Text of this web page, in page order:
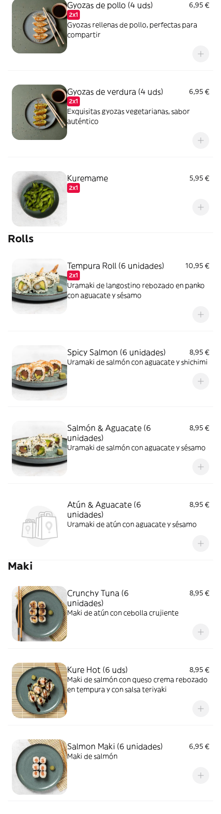
Gyozas de pollo (4 uds)
2x1
6,95 €
Gyozas rellenas de pollo, perfectas para
compartir
Gyozas de verdura (4 uds)
2x1
6,95 €
Exquisitas gyozas vegetarianas, sabor
auténtico
Kuremame
2x1
5,95 €
Rolls
Tempura Roll (6 unidades)
2x1
10,95 €
Uramaki de langostino rebozado en panko
con aguacate y sésamo
Spicy Salmon (6 unidades)
8,95 €
Uramaki de salmón con aguacate y shichimi
Salmón & Aguacate (6
unidades)
8,95 €
Uramaki de salmón con aguacate y sésamo
Atún & Aguacate (6
unidades)
8,95 €
Uramaki de atún con aguacate y sésamo
Maki
Crunchy Tuna (6
unidades)
8,95 €
Maki de atún con cebolla crujiente
Kure Hot (6 uds)
8,95 €
Maki de salmón con queso crema rebozado
en tempura y con salsa teriyaki
Salmon Maki (6 unidades)
6,95 €
Maki de salmón